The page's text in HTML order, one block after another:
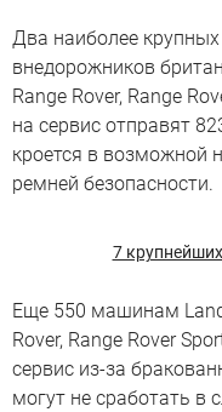
Два наиболее
внедорожников
Range Rover, Range
на сервис отправят
кроется в возможной
ремней безопасности.
7
Еще 550 машинам
Rover, Range Rover
сервис из-за
могут не сработать в